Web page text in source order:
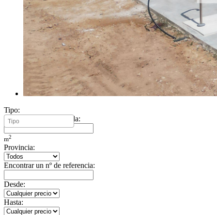
Tipo:
Mínimo metros vivienda:
m2
Provincia:
Encontrar un nº de referencia:
Desde:
Hasta: